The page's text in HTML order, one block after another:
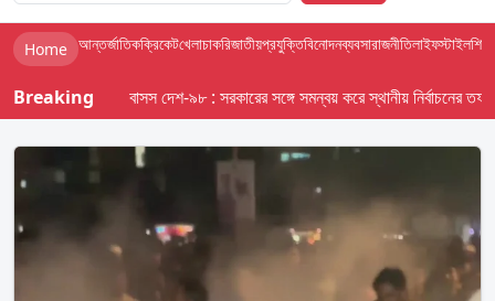
Home আন্তর্জাতিকক্রিকেটখেলাচাকরিজাতীয়প্রযুক্তিবিনোদনব্যবসারাজনীতিলাইফস্টাইলশিক্ষা
Breaking বাসস দেশ-৯৮ : সরকারের সঙ্গে সমন্বয় করে স্থানীয় নির্বাচনের